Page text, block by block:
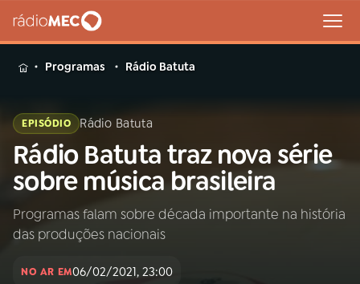
MENU
Buscar
na
Rádio
MEC
Buscar
Início
Programas Rádio Batuta
EPISÓDIO Rádio Batuta
Rádio Batuta traz nova série
sobre música brasileira
Programas falam sobre década importante na história
das produções nacionais
NO AR EM06/02/2021, 23:00